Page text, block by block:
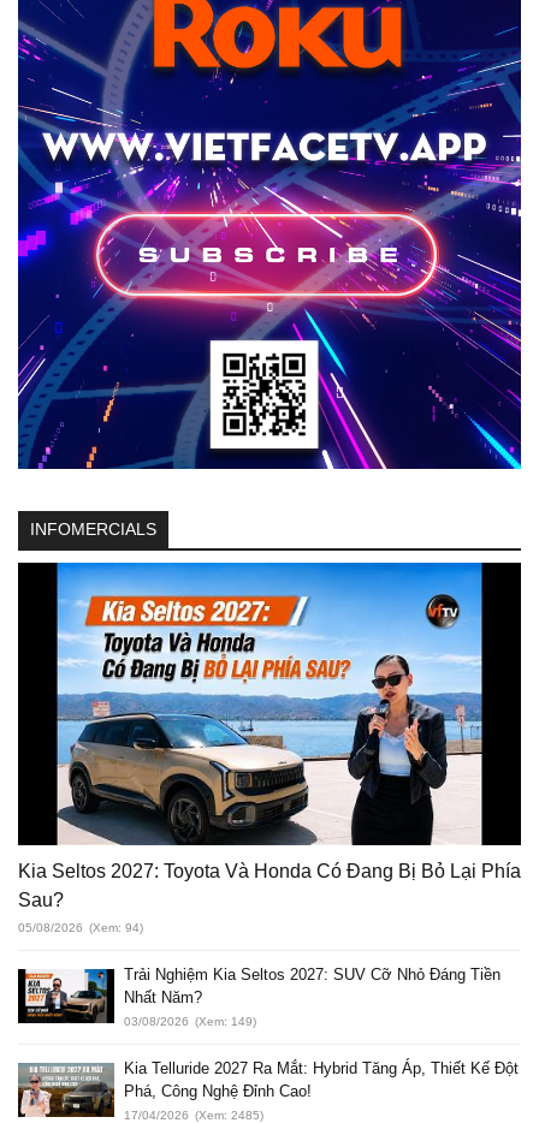
INFOMERCIALS
Kia Seltos 2027: Toyota Và Honda Có Đang Bị Bỏ Lại Phía
Sau?
05/08/2026 (Xem: 94)
Trải Nghiệm Kia Seltos 2027: SUV Cỡ Nhỏ Đáng Tiền
Nhất Năm?
03/08/2026 (Xem: 149)
Kia Telluride 2027 Ra Mắt: Hybrid Tăng Áp, Thiết Kế Đột
Phá, Công Nghệ Đỉnh Cao!
17/04/2026 (Xem: 2485)